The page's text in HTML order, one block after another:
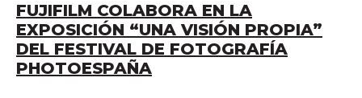
FUJIFILM COLABORA EN LA
EXPOSICIÓN “UNA VISIÓN PROPIA”
DEL FESTIVAL DE FOTOGRAFÍA
PHOTOESPAÑA